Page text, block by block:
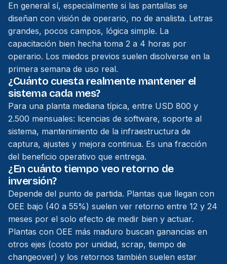
En general sí, especialmente si las pantallas se
diseñan con visión de operario, no de analista. Letras
grandes, pocos campos, lógica simple. La
capacitación bien hecha toma 2 a 4 horas por
operario. Los miedos previos suelen disolverse en la
primera semana de uso real.
¿Cuánto cuesta realmente mantener el
sistema cada mes?
Para una planta mediana típica, entre USD 800 y
2.500 mensuales: licencias de software, soporte al
sistema, mantenimiento de la infraestructura de
captura, ajustes y mejora continua. Es una fracción
del beneficio operativo que entrega.
¿En cuánto tiempo veo retorno de
inversión?
Depende del punto de partida. Plantas que llegan con
OEE bajo (40 a 55%) suelen ver retorno entre 12 y 24
meses por el solo efecto de medir bien y actuar.
Plantas con OEE más maduro buscan ganancias en
otros ejes (costo por unidad, scrap, tiempo de
changeover) y los retornos también suelen estar